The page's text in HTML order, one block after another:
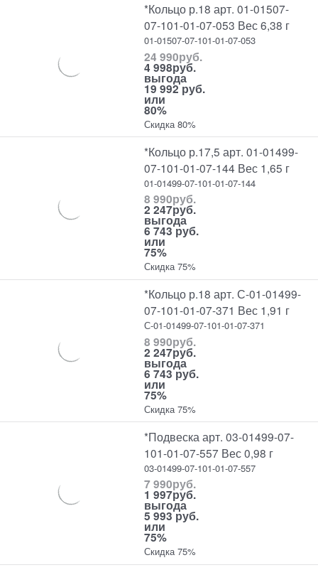
*Кольцо р.18 арт. 01-01507-
07-101-01-07-053 Вес 6,38 г
01-01507-07-101-01-07-053
24 990руб.
4 998руб.
выгода
19 992 руб.
или
80%
Скидка 80%
*Кольцо р.17,5 арт. 01-01499-
07-101-01-07-144 Вес 1,65 г
01-01499-07-101-01-07-144
8 990руб.
2 247руб.
выгода
6 743 руб.
или
75%
Скидка 75%
*Кольцо р.18 арт. С-01-01499-
07-101-01-07-371 Вес 1,91 г
С-01-01499-07-101-01-07-371
8 990руб.
2 247руб.
выгода
6 743 руб.
или
75%
Скидка 75%
*Подвеска арт. 03-01499-07-
101-01-07-557 Вес 0,98 г
03-01499-07-101-01-07-557
7 990руб.
1 997руб.
выгода
5 993 руб.
или
75%
Скидка 75%